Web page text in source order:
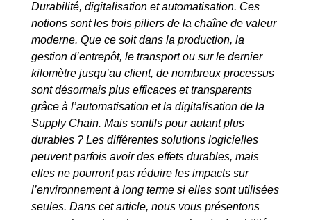
Durabilité, digitalisation et automatisation. Ces
notions sont les trois piliers de la chaîne de valeur
moderne. Que ce soit dans la production, la
gestion d’entrepôt, le transport ou sur le dernier
kilomètre jusqu’au client, de nombreux processus
sont désormais plus efficaces et transparents
grâce à l’automatisation et la digitalisation de la
Supply Chain. Mais sontils pour autant plus
durables ? Les différentes solutions logicielles
peuvent parfois avoir des effets durables, mais
elles ne pourront pas réduire les impacts sur
l’environnement à long terme si elles sont utilisées
seules. Dans cet article, nous vous présentons